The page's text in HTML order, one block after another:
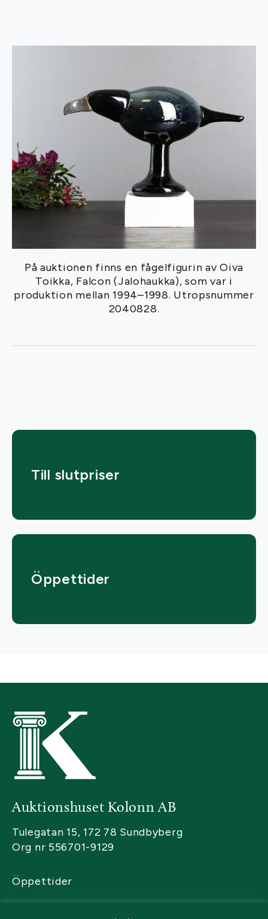
På auktionen finns en fågelfigurin av Oiva
Toikka, Falcon (Jalohaukka), som var i
produktion mellan 1994–1998. Utropsnummer
2040828.
Till slutpriser
Öppettider
Auktionshuset Kolonn AB
Tulegatan 15, 172 78 Sundbyberg
Org nr 556701-9129
Öppettider
Kontakta oss